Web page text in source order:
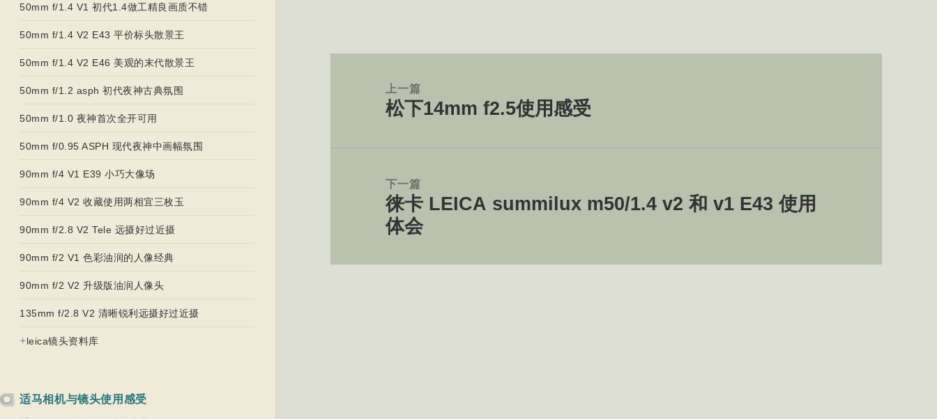
50mm f/1.4 V1 初代1.4做工精良画质不错
50mm f/1.4 V2 E43 平价标头散景王
50mm f/1.4 V2 E46 美观的末代散景王
50mm f/1.2 asph 初代夜神古典氛围
50mm f/1.0 夜神首次全开可用
50mm f/0.95 ASPH 现代夜神中画幅氛围
90mm f/4 V1 E39 小巧大像场
90mm f/4 V2 收藏使用两相宜三枚玉
90mm f/2.8 V2 Tele 远摄好过近摄
90mm f/2 V1 色彩油润的人像经典
90mm f/2 V2 升级版油润人像头
135mm f/2.8 V2 清晰锐利远摄好过近摄
+leica镜头资料库
适马相机与镜头使用感受
上一篇
上
松下14mm f2.5使用感受
下一篇
下
篇
章：
徕卡 LEICA summilux m50/1.4 v2 和 v1 E43 使用
体会